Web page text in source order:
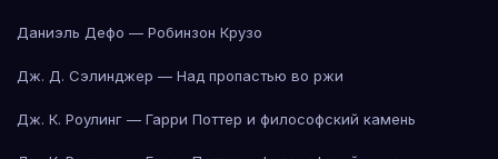
Даниэль Дефо — Робинзон Крузо
Дж. Д. Сэлинджер — Над пропастью во ржи
Дж. К. Роулинг — Гарри Поттер и философский камень